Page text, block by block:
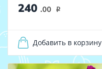
240 .00 i
Добавить в корзину